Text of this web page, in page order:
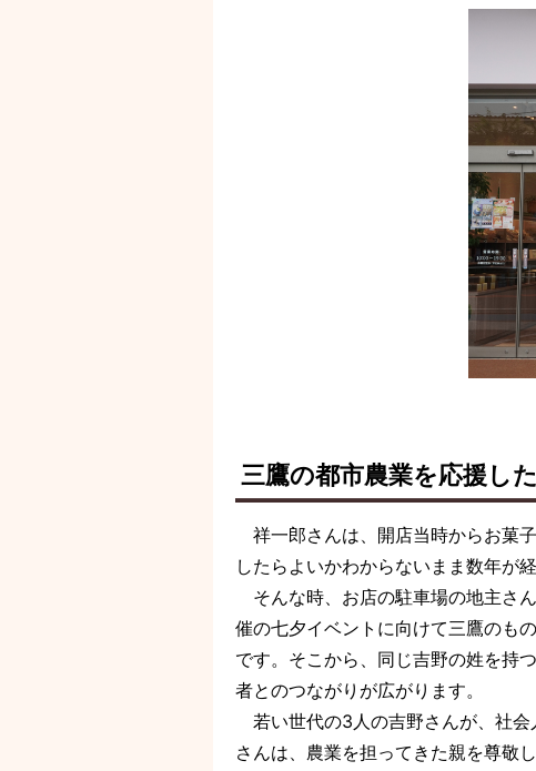
三鷹の都市農業を応援し
祥一郎さんは、開店当時からお菓
したらよいかわからないまま数年が
そんな時、お店の駐車場の地主さ
催の七夕イベントに向けて三鷹のも
です。そこから、同じ吉野の姓を持
者とのつながりが広がります。
若い世代の3人の吉野さんが、社会
さんは、農業を担ってきた親を尊敬